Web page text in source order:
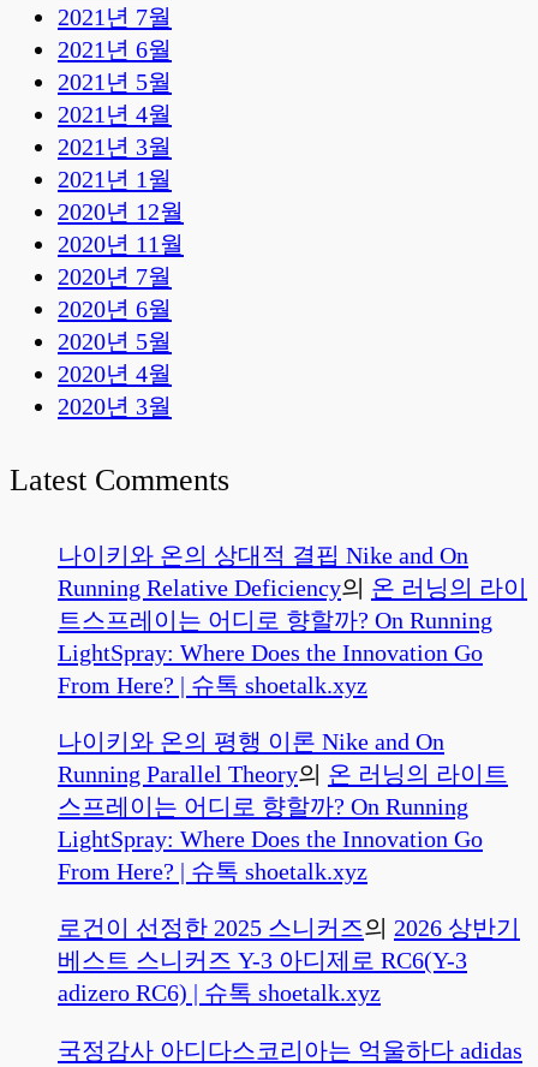
2021년 7월
2021년 6월
2021년 5월
2021년 4월
2021년 3월
2021년 1월
2020년 12월
2020년 11월
2020년 7월
2020년 6월
2020년 5월
2020년 4월
2020년 3월
Latest Comments
나이키와 온의 상대적 결핍 Nike and On
Running Relative Deficiency의 온 러닝의 라이
트스프레이는 어디로 향할까? On Running
LightSpray: Where Does the Innovation Go
From Here? | 슈톡 shoetalk.xyz
나이키와 온의 평행 이론 Nike and On
Running Parallel Theory의 온 러닝의 라이트
스프레이는 어디로 향할까? On Running
LightSpray: Where Does the Innovation Go
From Here? | 슈톡 shoetalk.xyz
로건이 선정한 2025 스니커즈의 2026 상반기
베스트 스니커즈 Y-3 아디제로 RC6(Y-3
adizero RC6) | 슈톡 shoetalk.xyz
국정감사 아디다스코리아는 억울하다 adidas